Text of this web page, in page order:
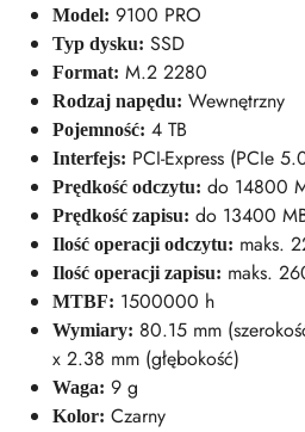
Model: 9100 PRO
Typ dysku: SSD
Format: M.2 2280
Rodzaj napędu: Wewnętrzny
Pojemność: 4 TB
Interfejs: PCI-Express (PCIe
Prędkość odczytu: do 14800
Prędkość zapisu: do 13400
Ilość operacji odczytu: maks.
Ilość operacji zapisu: maks.
MTBF: 1500000 h
Wymiary: 80.15 mm
x 2.38 mm (głębokość)
Waga: 9 g
Kolor: Czarny